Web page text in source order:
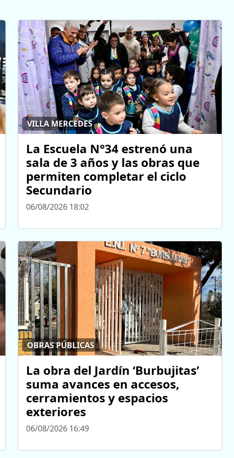
VILLA MERCEDES
La Escuela N°34 estrenó una
sala de 3 años y las obras que
permiten completar el ciclo
Secundario
06/08/2026 18:02
OBRAS PÚBLICAS
La obra del Jardín ‘Burbujitas’
suma avances en accesos,
cerramientos y espacios
exteriores
06/08/2026 16:49